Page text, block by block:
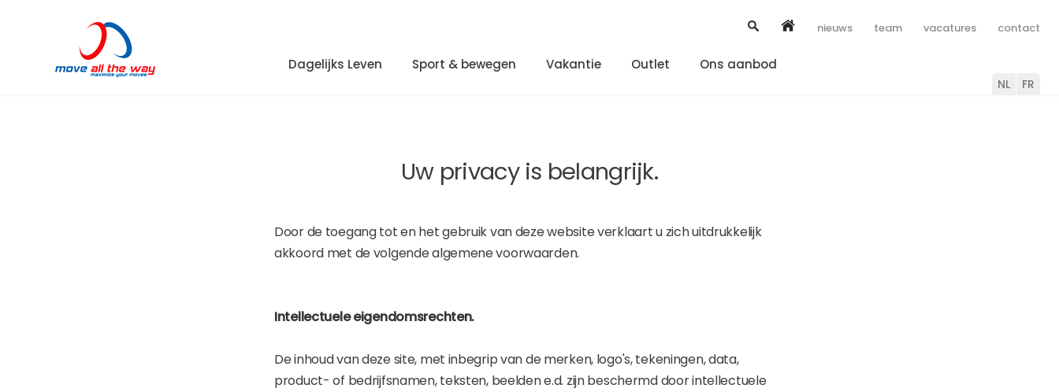
NL FR
Dagelijks Leven Sport & bewegen Vakantie Outlet Ons aanbod
nieuws team vacatures contact
Uw privacy is belangrijk.
Door de toegang tot en het gebruik van deze website verklaart u zich uitdrukkelijk
akkoord met de volgende algemene voorwaarden.
Intellectuele eigendomsrechten.
De inhoud van deze site, met inbegrip van de merken, logo's, tekeningen, data,
product- of bedrijfsnamen, teksten, beelden e.d. zijn beschermd door intellectuele